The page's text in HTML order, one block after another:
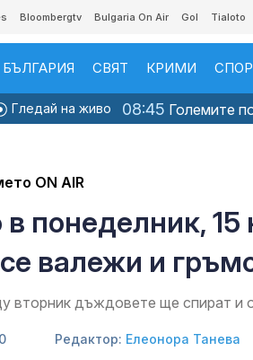
Bloombergtv Bulgaria On Air Gol Tialoto
БЪЛГАРИЯ СВЯТ КРИМИ
Гледай на живо 08:45 Големите
ON AIR
понеделник,
валежи и
вторник дъждовете ще спират и
Редактор: Елеонора Танева